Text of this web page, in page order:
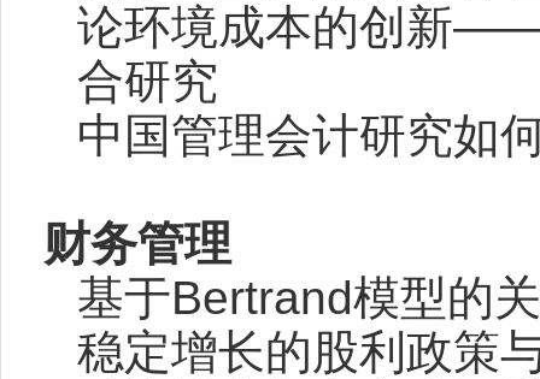
论环境成本的创新
合研究
中国管理会计研究如
财务管理
基于Bertrand模型的
稳定增长的股利政策